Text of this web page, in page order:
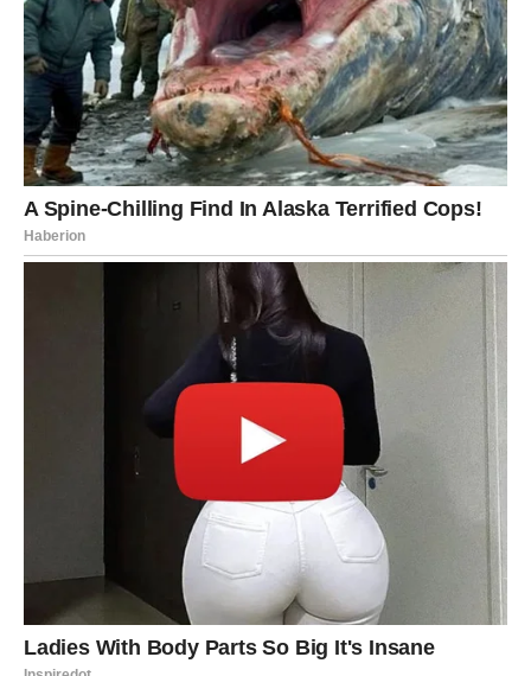
Jer neko dolazi da im pokaže da je stabilnost
najuzbudljivija avantura od svih.